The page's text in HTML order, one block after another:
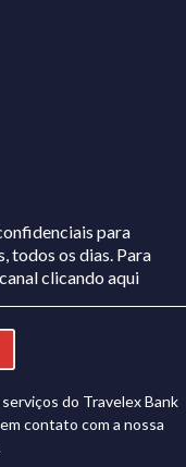
para
todos os dias. Para
clicando aqui
do Travelex Bank
contato com a nossa